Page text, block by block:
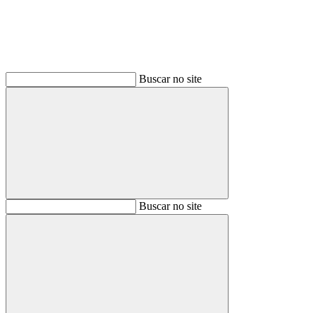
Buscar no site
BuscarBuscar no site